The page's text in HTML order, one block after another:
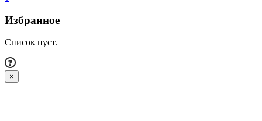
Избранное
Список пуст.
×